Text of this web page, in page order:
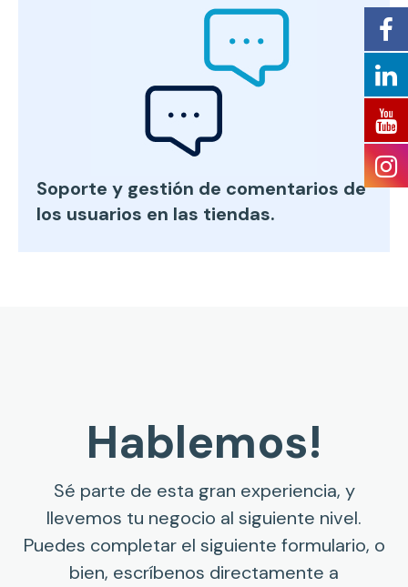
Soporte y gestión de comentarios de
los usuarios en las tiendas.
Hablemos!
Sé parte de esta gran experiencia, y
llevemos tu negocio al siguiente nivel.
Puedes completar el siguiente formulario, o
bien, escríbenos directamente a